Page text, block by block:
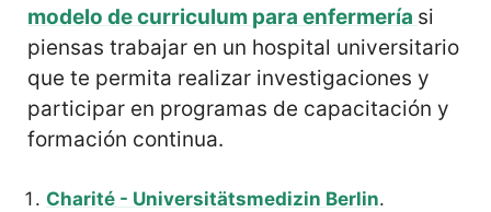
modelo de curriculum para enfermería si
piensas trabajar en un hospital universitario
que te permita realizar investigaciones y
participar en programas de capacitación y
formación continua.
Charité - Universitätsmedizin Berlin.